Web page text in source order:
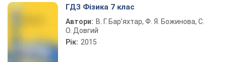
ГДЗ Фізика 7 клас
Автори: В. Г. Бар’яхтар, Ф. Я. Божинова, С.
О. Довгий
Рік: 2015